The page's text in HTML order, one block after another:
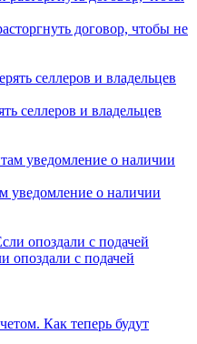
договор, чтобы не
селлеров и владельцев
уведомление о наличии
опоздали с подачей